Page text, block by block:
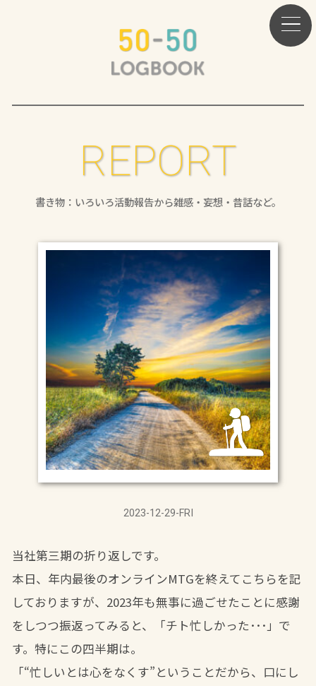
REPORT
書き物：いろいろ活動報告から雑感・妄想・昔話など。
2023-12-29-FRI
当社第三期の折り返しです。
本日、年内最後のオンラインMTGを終えてこちらを記
しておりますが、2023年も無事に過ごせたことに感謝
をしつつ振返ってみると、「チト忙しかった･･･」で
す。特にこの四半期は。
「“忙しいとは心をなくす”ということだから、口にし